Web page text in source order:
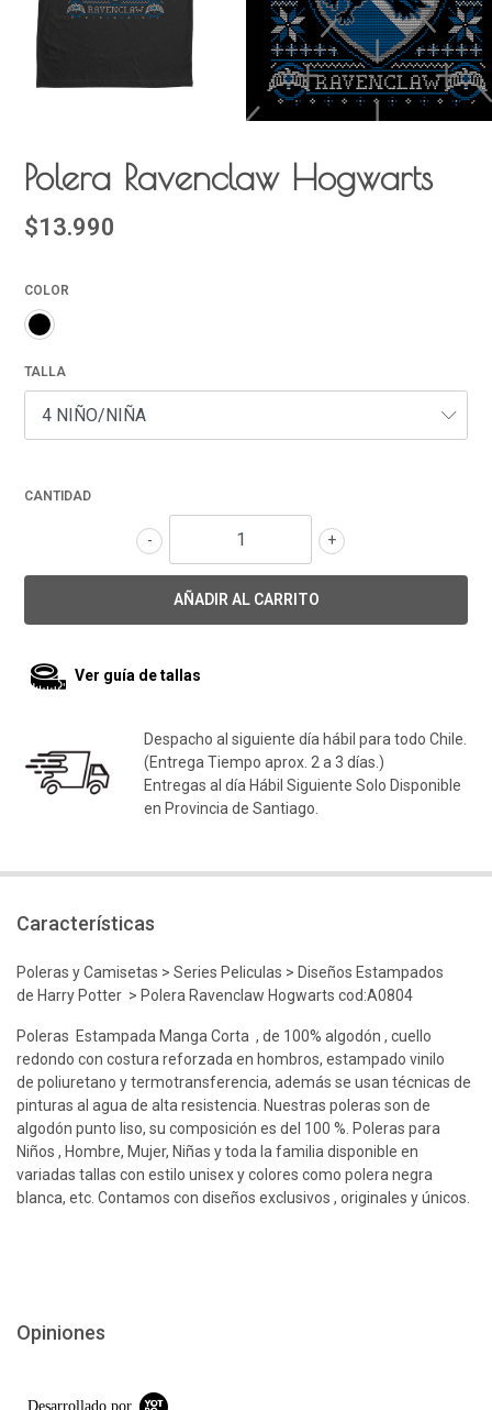
Polera Ravenclaw Hogwarts
$13.990
COLOR
TALLA
CANTIDAD
+
-
Ver guía de tallas
Despacho al siguiente día hábil para todo Chile.
(Entrega Tiempo aprox. 2 a 3 días.)
Entregas al día Hábil Siguiente Solo Disponible
en Provincia de Santiago.
Características
Poleras y Camisetas > Series Peliculas > Diseños Estampados
de Harry Potter > Polera Ravenclaw Hogwarts cod:A0804
Poleras Estampada Manga Corta , de 100% algodón , cuello
redondo con costura reforzada en hombros, estampado vinilo
de poliuretano y termotransferencia, además se usan técnicas de
pinturas al agua de alta resistencia. Nuestras poleras son de
algodón punto liso, su composición es del 100 %. Poleras para
Niños , Hombre, Mujer, Niñas y toda la familia disponible en
variadas tallas con estilo unisex y colores como polera negra
blanca, etc. Contamos con diseños exclusivos , originales y únicos.
Opiniones
Desarrollado por